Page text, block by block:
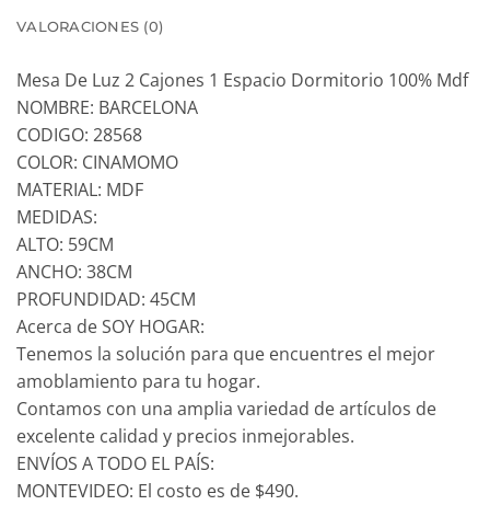
VALORACIONES (0)
Mesa De Luz 2 Cajones 1 Espacio Dormitorio 100% Mdf
NOMBRE: BARCELONA
CODIGO: 28568
COLOR: CINAMOMO
MATERIAL: MDF
MEDIDAS:
ALTO: 59CM
ANCHO: 38CM
PROFUNDIDAD: 45CM
Acerca de SOY HOGAR:
Tenemos la solución para que encuentres el mejor
amoblamiento para tu hogar.
Contamos con una amplia variedad de artículos de
excelente calidad y precios inmejorables.
ENVÍOS A TODO EL PAÍS:
MONTEVIDEO: El costo es de $490.